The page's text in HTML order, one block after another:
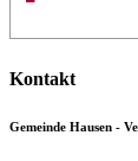
Kontakt
Gemeinde Hausen -